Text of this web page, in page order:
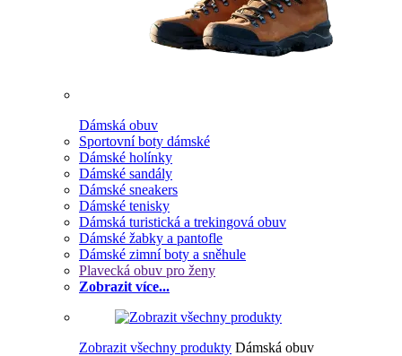
Dámská obuv
Sportovní boty dámské
Dámské holínky
Dámské sandály
Dámské sneakers
Dámské tenisky
Dámská turistická a trekingová obuv
Dámské žabky a pantofle
Dámské zimní boty a sněhule
Plavecká obuv pro ženy
Zobrazit více...
Zobrazit všechny produkty Dámská obuv